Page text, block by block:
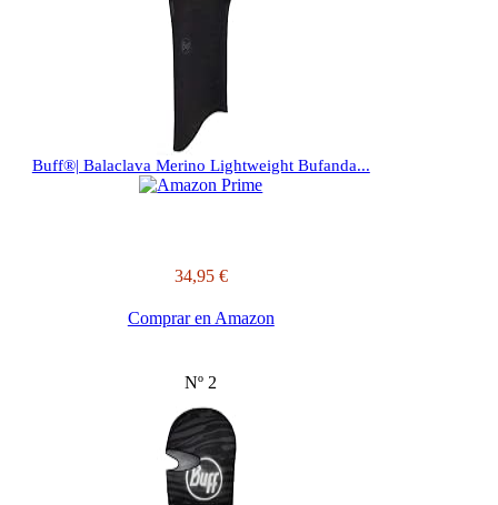
Buff®| Balaclava Merino Lightweight Bufanda...
34,95 €
Comprar en Amazon
Nº 2